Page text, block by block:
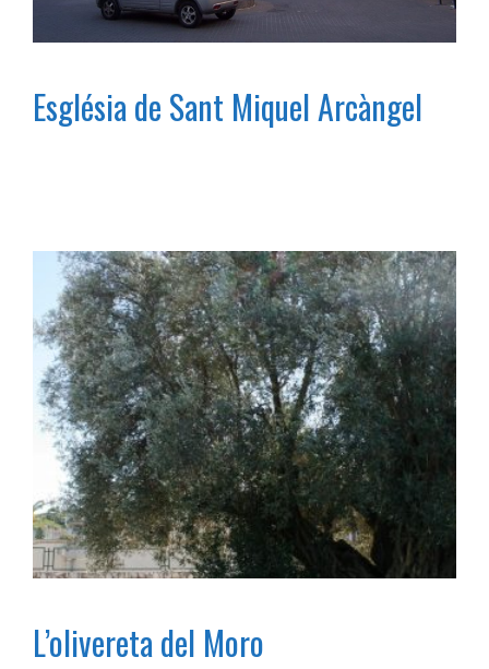
Església de Sant Miquel Arcàngel
L’olivereta del Moro